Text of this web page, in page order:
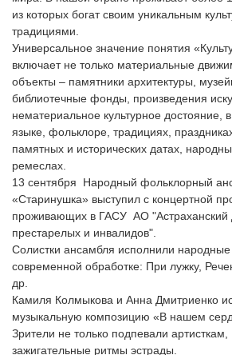
из которых богат своим уникальным
традициями.
Универсальное значение понятия
включает не только материальные
объекты – памятники архитектуры,
библиотечные фонды, произведения
нематериальное культурное достояние,
языке, фольклоре, традициях,
памятных и исторических датах,
ремеслах.
13 сентября  Народный фольклорный
«Старинушка» выступил с концертной
проживающих в ГАСУ  АО "Астраханский
престарелых и инвалидов".
Солистки ансамбля исполнили
современной обработке: При лужку,
др.
Камиля Колмыкова и Анна Дмитриенко
музыкальную композицию «В нашем
Зрители не только подпевали
зажигательные ритмы эстрады.